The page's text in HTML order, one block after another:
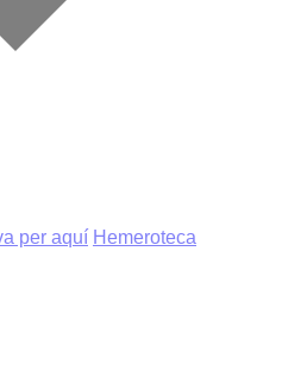
per aquí Hemeroteca